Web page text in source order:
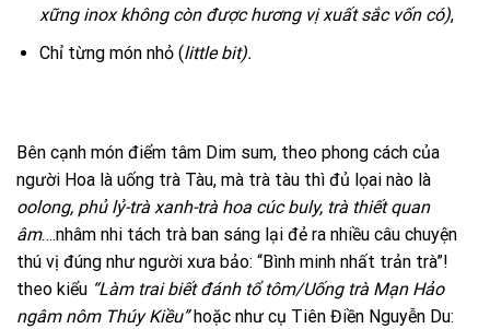
xững inox không còn được hương vị xuất sắc vốn có),
Chỉ từng món nhỏ (little bit).
Bên cạnh món điểm tâm Dim sum, theo phong cách của
người Hoa là uống trà Tàu, mà trà tàu thì đủ lọai nào là
oolong, phủ lỷ-trà xanh-trà hoa cúc buly, trà thiết quan
âm….nhâm nhi tách trà ban sáng lại đẻ ra nhiều câu chuyện
thú vị đúng như người xưa bảo: “Bình minh nhất trản trà”!
theo kiểu “Làm trai biết đánh tổ tôm/Uống trà Mạn Hảo
ngâm nôm Thúy Kiều”hoặc như cụ Tiên Điền Nguyễn Du: